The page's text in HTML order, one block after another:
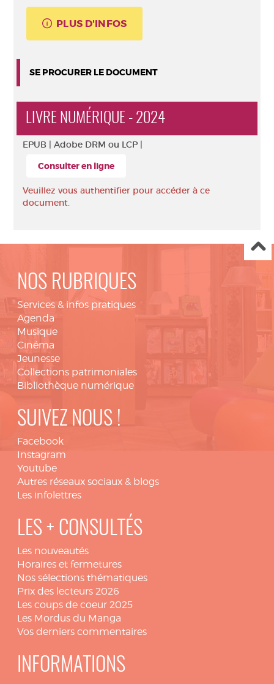
PLUS D'INFOS
SE PROCURER LE DOCUMENT
LIVRE NUMÉRIQUE - 2024
EPUB | Adobe DRM ou LCP |
Consulter en ligne
Veuillez vous authentifier pour accéder à ce
document.
NOS RUBRIQUES
Services & infos pratiques
Agenda
Musique
Cinéma
Jeunesse
Collections patrimoniales
Bibliothèque numérique
SUIVEZ NOUS !
Facebook
Instagram
Youtube
Autres réseaux sociaux & blogs
Les infolettres
LES + CONSULTÉS
Les nouveautés
Horaires et fermetures
Nos sélections thématiques
Prix des lecteurs 2026
Les coups de coeur 2025
Les Mordus du Manga
Vos derniers commentaires
INFORMATIONS